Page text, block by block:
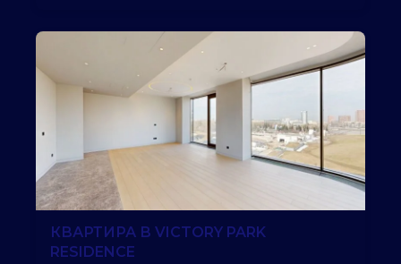
КВАРТИРА В VICTORY PARK
RESIDENCE